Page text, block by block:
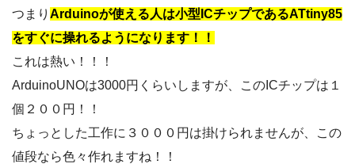
つまり Arduinoが使える人は小型ICチップであるATtiny85
をすぐに操れるようになります！！
これは熱い！！！
ArduinoUNOは3000円くらいしますが、このICチップは１
個２００円！！
ちょっとした工作に３０００円は掛けられませんが、この
値段なら色々作れますね！！